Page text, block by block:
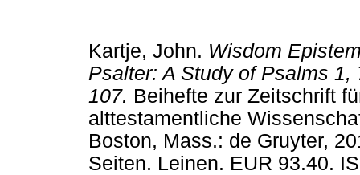
Kartje, John. Wisdom
Psalter: A Study of Psalms 1,
107. Beihefte zur Zeitschrift
alttestamentliche
Boston, Mass.: de Gruyter,
Seiten. Leinen. EUR 93.40.